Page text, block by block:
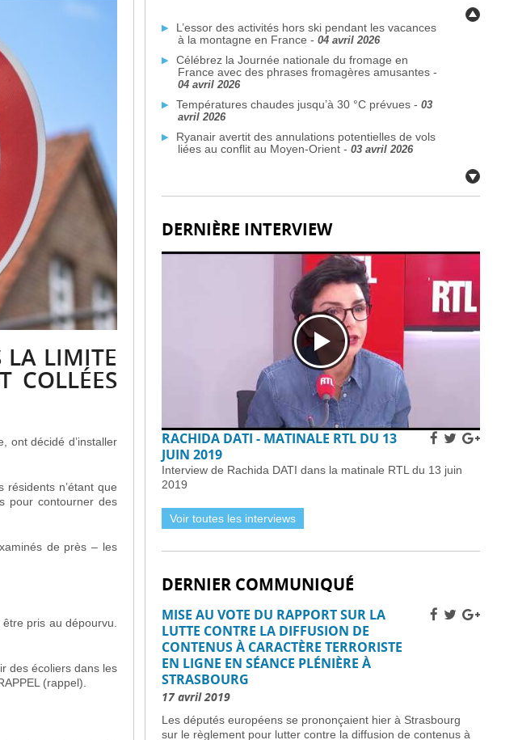
LA LIMITE
COLLÉES
ont décidé d’installer
n’étant que
pour contourner des
de près – les
pris au dépourvu.
des écoliers dans les
(rappel).
L’essor des activités hors ski pendant les vacances
à la montagne en France - 04 avril 2026
Célébrez la Journée nationale du fromage en
France avec des phrases fromagères amusantes -
04 avril 2026
Températures chaudes jusqu’à 30 °C prévues - 03
avril 2026
Ryanair avertit des annulations potentielles de vols
liées au conflit au Moyen-Orient - 03 avril 2026
Citoyens britanniques à double nationalité : défis de
avril 2026
Fermetures de bars en France après des
inspections de sécurité incendie -
02 avril 2026
Déploiement du système EES à la frontière
française: défis techniques -
02 avril 2026
Réservez dès aujourd’hui vos billets TGV SNCF
pour l’été et l’automne, partout en France -
Subventions pour l’internet en fibre optique en
France : éligibilité et procédure de demande -
Horaires et détails de la fréquentation -01 avril 2026
Installer des pièges à frelons asiatiques en France
pour prévenir l’invasion de 2026 -
01 avril 2026
Améliorer la sécurité routière des jeunes
Grève des pilotes Lufthansa : perturbations de vols
en Europe et en France -
Une nouvelle ère d’ici 2030 -31 mars 2026
candidats -31 mars 2026
mars 2026
Vol Ryanair : des passagers bloqués en France à
cause des retards de l’EES -31 mars 2026
Air France-KLM augmente les tarifs long-courrier
face à la crise pétrolière du Moyen-Orient -
2026
de renouvellement de passeport dans le cadre des
règles ETA -30 mars 2026
DERNIÈRE INTERVIEW
RACHIDA DATI - MATINALE RTL DU 13
JUIN 2019
Interview de Rachida DATI dans la matinale RTL du 13 juin
2019
Voir toutes les interviews
DERNIER COMMUNIQUÉ
MISE AU VOTE DU RAPPORT SUR LA
LUTTE CONTRE LA DIFFUSION DE
CONTENUS À CARACTÈRE TERRORISTE
EN LIGNE EN SÉANCE PLÉNIÈRE À
STRASBOURG
17 avril 2019
Les députés européens se prononçaient hier à Strasbourg
sur le règlement pour lutter contre la diffusion de contenus à